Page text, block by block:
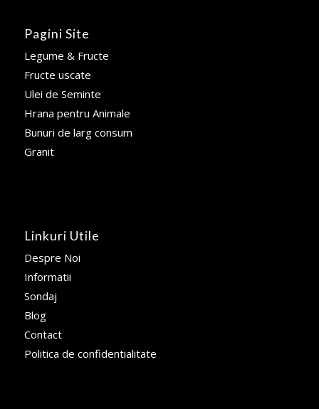
Pagini Site
Legume & Fructe
Fructe uscate
Ulei de Seminte
Hrana pentru Animale
Bunuri de larg consum
Granit
Linkuri Utile
Despre Noi
Informatii
Sondaj
Blog
Contact
Politica de confidentialitate